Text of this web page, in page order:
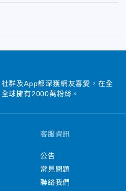
群及App都深獲網友喜愛，在全
球擁有2000萬粉絲。
客服資訊
公告
常見問題
聯絡我們